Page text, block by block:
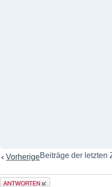
VorherigeBeiträge der letzten
Antwort